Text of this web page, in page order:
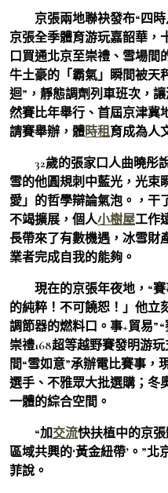
京張兩地聯袂發布“四
京張全季體育游玩嘉韶華，
口買通北京至崇禮、雪場間
牛土豪的「霸氣」瞬間被天
迴”，靜態調劑列車班次，
然賽比年舉行、首屆京津冀
請賽舉辦，體時租育成為人
32歲的張家口人曲曉彤
雪的他圓規刺中藍光，光束
愛」的哲學辯論氣泡。，干
不竭擴展，個人小樹屋工作
長帶來了有數機遇，冰雪財
業者完成自我的能夠。
現在的京張年夜地，“
的純粹！不可饒恕！」他立
調節器的燃料口。事+貿易
崇禮168超等越野賽發明游
間“雪如意”承辦電比賽事，
選手、不雅眾大批選購；冬
一體的綜合空間。
“加交流快扶植中的京
區域共興的‘黃金紐帶’。”
菲說。